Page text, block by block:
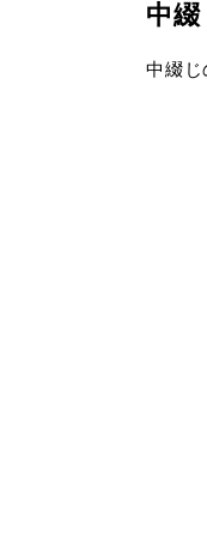
中
中綴